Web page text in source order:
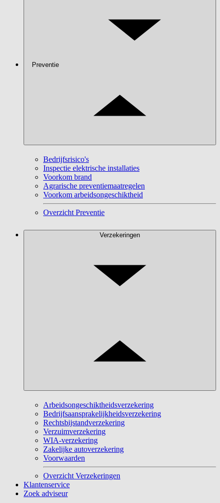
Preventie
Bedrijfsrisico's
Inspectie elektrische installaties
Voorkom brand
Agrarische preventiemaatregelen
Voorkom arbeidsongeschiktheid
Overzicht Preventie
Verzekeringen
Arbeidsongeschiktheidsverzekering
Bedrijfsaansprakelijkheidsverzekering
Rechtsbijstandverzekering
Verzuimverzekering
WIA-verzekering
Zakelijke autoverzekering
Voorwaarden
Overzicht Verzekeringen
Klantenservice
Zoek adviseur